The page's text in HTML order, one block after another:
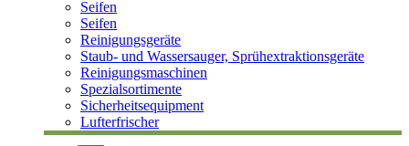
Seifen
Seifen
Reinigungsgeräte
Staub- und Wassersauger, Sprühextraktionsgeräte
Reinigungsmaschinen
Spezialsortimente
Sicherheitsequipment
Lufterfrischer